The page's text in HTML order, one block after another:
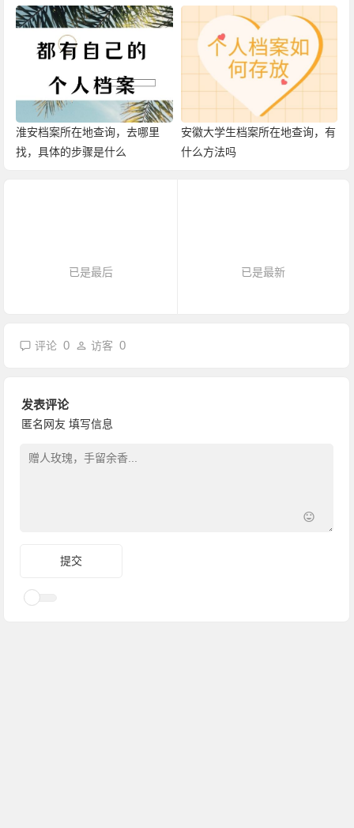
淮安档案所在地查询，去哪里
找，具体的步骤是什么
安徽大学生档案所在地查询，有
什么方法吗
已是最后 已是最新
评论0 访客0
发表评论
匿名网友 填写信息